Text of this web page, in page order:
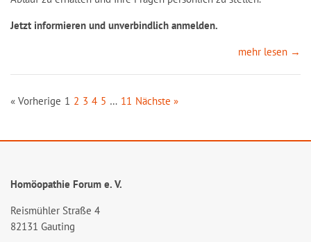
Jetzt informieren und unverbindlich anmelden.
mehr lesen →
« Vorherige 1 2 3 4 5 … 11 Nächste »
Homöopathie Forum e. V.
Reismühler Straße 4
82131 Gauting